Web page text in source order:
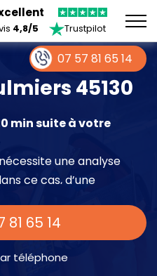
4,8/5 Trustpilot
45130
min suite à votre
une analyse
ce cas, d’une
81 65 14
téléphone
07 57 81 65 14